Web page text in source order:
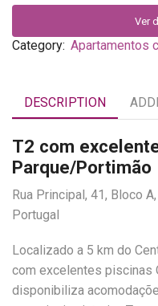
Ver
Category: Apartamentos
DESCRIPTION
T2 com
Parque/Portimão
Rua Principal, 41, Bloco
Portugal
Localizado a 5 km do
com excelentes piscinas
disponibiliza